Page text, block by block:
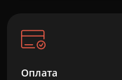
Оплата